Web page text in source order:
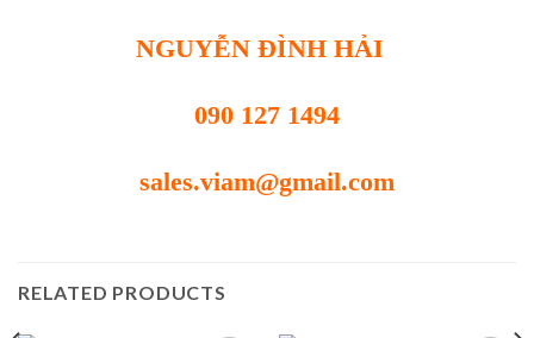
NGUYỄN ĐÌNH HẢI
090 127 1494
sales.viam@gmail.com
RELATED PRODUCTS